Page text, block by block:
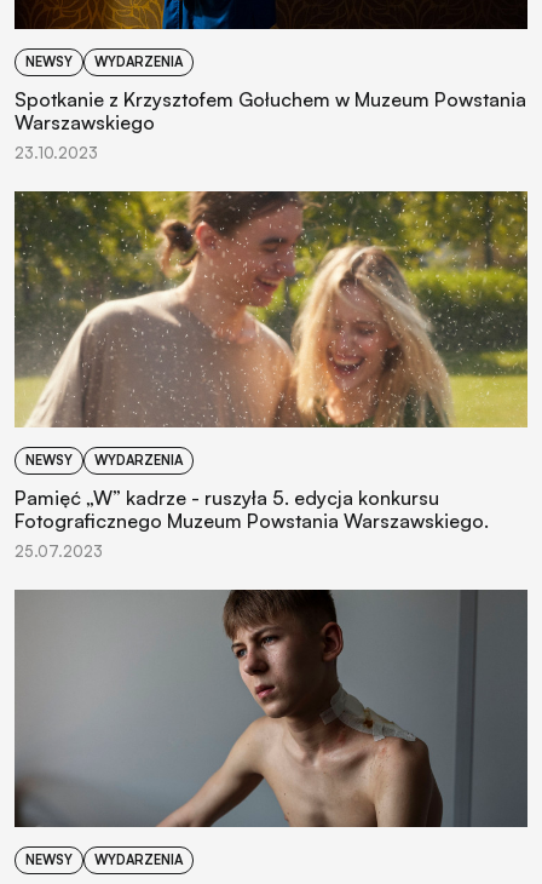
NEWSY WYDARZENIA
Spotkanie z Krzysztofem Gołuchem w Muzeum Powstania
Warszawskiego
23.10.2023
NEWSY WYDARZENIA
Pamięć „W” kadrze - ruszyła 5. edycja konkursu
Fotograficznego Muzeum Powstania Warszawskiego.
25.07.2023
NEWSY WYDARZENIA